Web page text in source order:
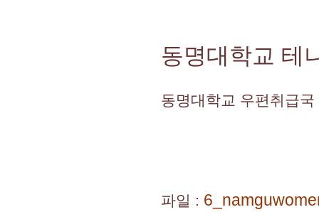
동명대학교 테
동명대학교 우편취급
파일 :